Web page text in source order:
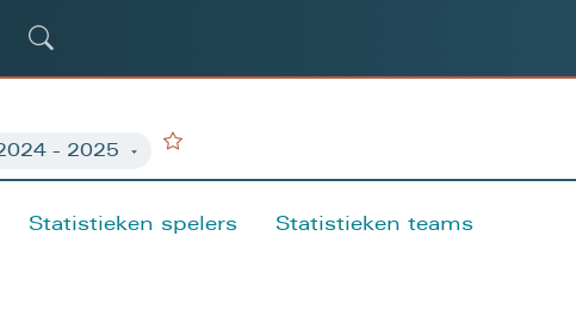
Statistieken spelers Statistieken teams